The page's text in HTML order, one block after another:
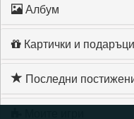
Албум
Картички и подаръци
Последни